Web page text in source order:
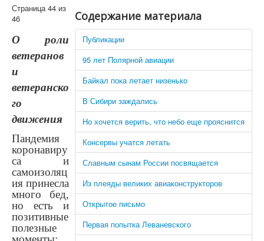
Содержание материала
Публикации
95 лет Полярной авиации
Байкал пока летает низенько
В Сибири заждались
Но хочется верить, что небо еще прояснится
Консервы учатся летать
Славным сынам России посвящается
Из плеяды великих авиаконструкторов
Открытое письмо
Первая попытка Леваневского
Страница 44 из
46
О роли
ветеранов
и
ветеранско
го
движения
Пандемия
коронавиру
са и
самоизоляц
ия принесла
много бед,
но есть и
позитивные
полезные